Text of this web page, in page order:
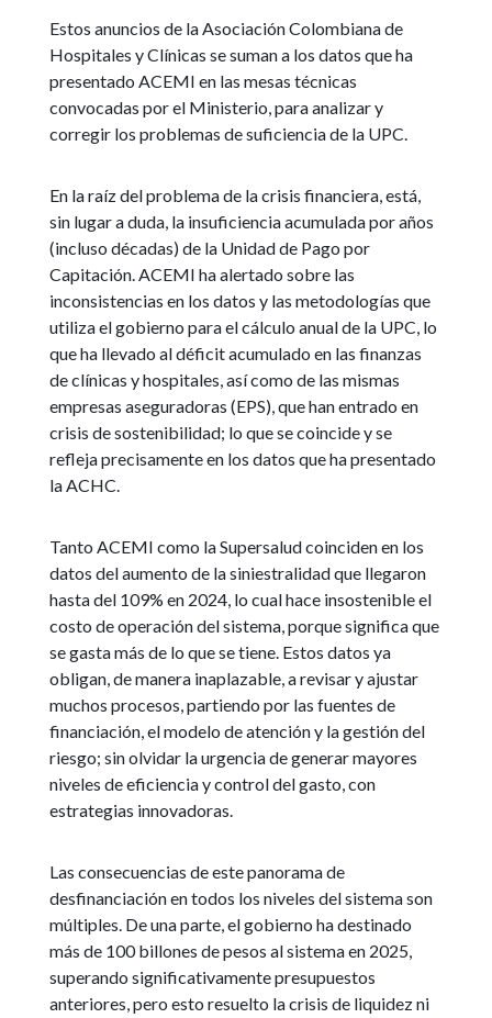
Estos anuncios de la Asociación Colombiana de
Hospitales y Clínicas se suman a los datos que ha
presentado ACEMI en las mesas técnicas
convocadas por el Ministerio, para analizar y
corregir los problemas de suficiencia de la UPC.
En la raíz del problema de la crisis financiera, está,
sin lugar a duda, la insuficiencia acumulada por años
(incluso décadas) de la Unidad de Pago por
Capitación. ACEMI ha alertado sobre las
inconsistencias en los datos y las metodologías que
utiliza el gobierno para el cálculo anual de la UPC, lo
que ha llevado al déficit acumulado en las finanzas
de clínicas y hospitales, así como de las mismas
empresas aseguradoras (EPS), que han entrado en
crisis de sostenibilidad; lo que se coincide y se
refleja precisamente en los datos que ha presentado
la ACHC.
Tanto ACEMI como la Supersalud coinciden en los
datos del aumento de la siniestralidad que llegaron
hasta del 109% en 2024, lo cual hace insostenible el
costo de operación del sistema, porque significa que
se gasta más de lo que se tiene. Estos datos ya
obligan, de manera inaplazable, a revisar y ajustar
muchos procesos, partiendo por las fuentes de
financiación, el modelo de atención y la gestión del
riesgo; sin olvidar la urgencia de generar mayores
niveles de eficiencia y control del gasto, con
estrategias innovadoras.
Las consecuencias de este panorama de
desfinanciación en todos los niveles del sistema son
múltiples. De una parte, el gobierno ha destinado
más de 100 billones de pesos al sistema en 2025,
superando significativamente presupuestos
anteriores, pero esto resuelto la crisis de liquidez ni